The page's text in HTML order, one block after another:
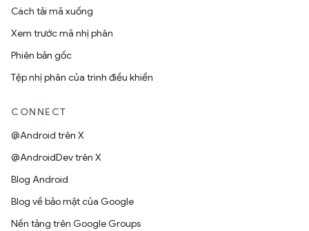
Cách tải mã xuống
Xem trước mã nhị phân
Phiên bản gốc
Tệp nhị phân của trình điều khiển
CONNECT
@Android trên X
@AndroidDev trên X
Blog Android
Blog về bảo mật của Google
Nền tảng trên Google Groups